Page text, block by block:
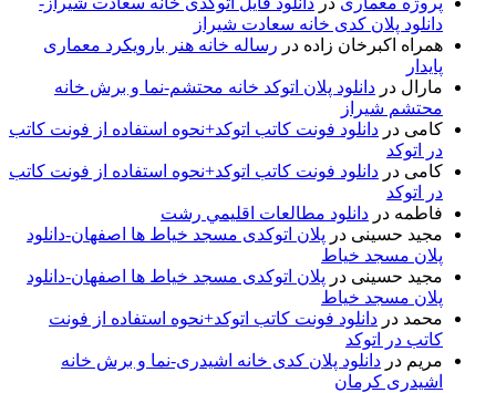
دانلود پلان کدی خانه سعادت شیراز
همراه اکبرخان زاده در رساله خانه هنر بارویکرد معماری
پایدار
مارال در دانلود پلان اتوکد خانه محتشم-نما و برش خانه
محتشم شیراز
کامی در دانلود فونت کاتب اتوکد+نحوه استفاده از فونت کاتب
در اتوکد
کامی در دانلود فونت کاتب اتوکد+نحوه استفاده از فونت کاتب
در اتوکد
فاطمه در دانلود مطالعات اقليمي رشت
مجید حسینی در پلان اتوکدی مسجد خیاط ها اصفهان-دانلود
پلان مسجد خیاط
مجید حسینی در پلان اتوکدی مسجد خیاط ها اصفهان-دانلود
پلان مسجد خیاط
محمد در دانلود فونت کاتب اتوکد+نحوه استفاده از فونت
کاتب در اتوکد
مریم در دانلود پلان کدی خانه اشیدری-نما و برش خانه
اشیدری کرمان